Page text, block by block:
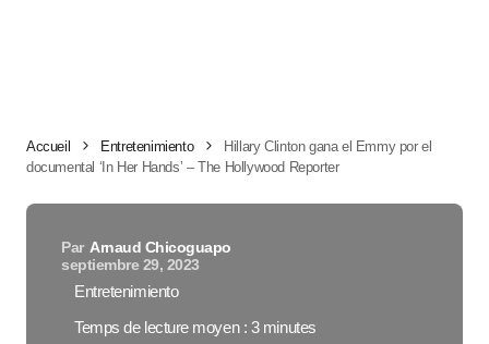
Accueil Entretenimiento
Hillary Clinton gana el Emmy por el
documental ‘In Her Hands’ – The Hollywood Reporter
Par Arnaud Chicoguapo
septiembre 29, 2023
Entretenimiento
Temps de lecture moyen : 3 minutes